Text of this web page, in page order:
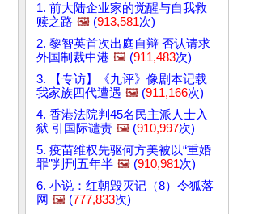
1. 前大陆企业家的觉醒与自我救
赎之路 🖼️ (913,581次)
2. 黎智英首次出庭自辩 否认请求
外国制裁中港 🖼️ (911,483次)
3. 【专访】《九评》像剧本记载
我家族四代遭遇 🖼️ (911,166次)
4. 香港法院判45名民主派人士入
狱 引国际谴责 🖼️ (910,997次)
5. 疫苗维权先驱何方美被以“重婚
罪”判刑五年半 🖼️ (910,981次)
6. 小说：红朝毁灭记（8）令狐落
网 🖼️ (777,833次)